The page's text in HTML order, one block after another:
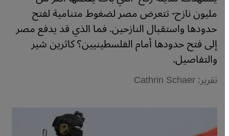
مليون نازح- تتعرض مصر لضغوط متنامية لفتح
حدودها واستقبال النازحين. فما الذي قد يدفع مصر
إلى فتح حدودها أمام الفلسطينيين؟ كاثرين شير
والتفاصيل.
تقرير: Cathrin Schaer